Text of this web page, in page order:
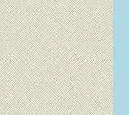
เขียนบล็อกมา 13
ปีกว่า มีบางเรื่อง
อยากบอกก่อนจะไม่
ได้บอก
เฟิร์นเกิดเองที่บ้าน
ป่า
สบายๆ ที่บ้านป่า
ดอกไม้บานที่บ้าน
ป่า
ว่านนกคุ้มใบลา